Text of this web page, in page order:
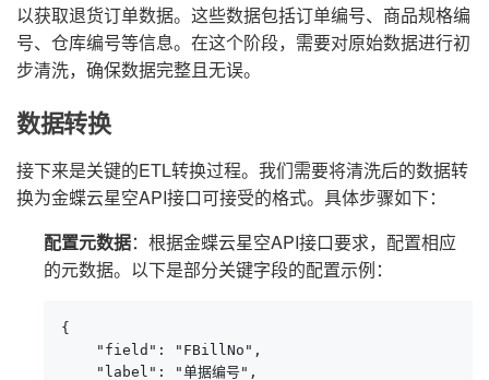
以获取退货订单数据。这些数据包括订单编号、商品规格编
号、仓库编号等信息。在这个阶段，需要对原始数据进行初
步清洗，确保数据完整且无误。
数据转换
接下来是关键的ETL转换过程。我们需要将清洗后的数据转
换为金蝶云星空API接口可接受的格式。具体步骤如下：
配置元数据：根据金蝶云星空API接口要求，配置相应
的元数据。以下是部分关键字段的配置示例：
{
    "field": "FBillNo",
    "label": "单据编号",